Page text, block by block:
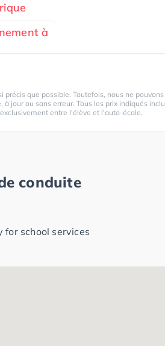
à
que possible. Toutefois, nous ne
jour ou sans erreur. Tous les prix indiqués
entre l'élève et l'auto-école.
conduite
for school services